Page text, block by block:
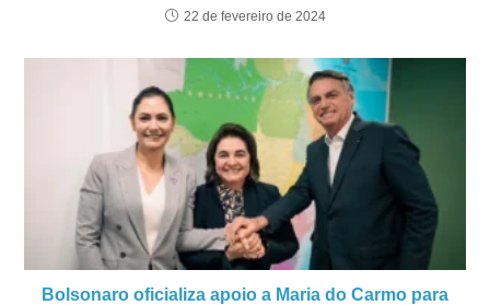
22 de fevereiro de 2024
Bolsonaro oficializa apoio a Maria do Carmo para